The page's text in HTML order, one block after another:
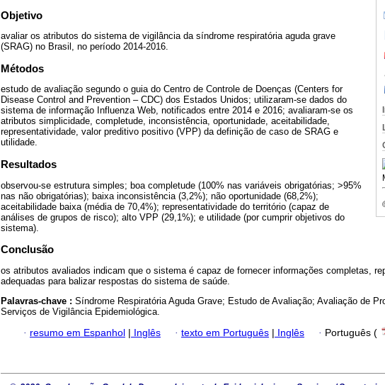
Objetivo
avaliar os atributos do sistema de vigilância da síndrome respiratória aguda grave
(SRAG) no Brasil, no período 2014-2016.
Métodos
estudo de avaliação segundo o guia do Centro de Controle de Doenças (Centers for
Disease Control and Prevention – CDC) dos Estados Unidos; utilizaram-se dados do
sistema de informação Influenza Web, notificados entre 2014 e 2016; avaliaram-se os
atributos simplicidade, completude, inconsistência, oportunidade, aceitabilidade,
representatividade, valor preditivo positivo (VPP) da definição de caso de SRAG e
utilidade.
Resultados
observou-se estrutura simples; boa completude (100% nas variáveis obrigatórias; >95%
nas não obrigatórias); baixa inconsistência (3,2%); não oportunidade (68,2%);
aceitabilidade baixa (média de 70,4%); representatividade do território (capaz de
análises de grupos de risco); alto VPP (29,1%); e utilidade (por cumprir objetivos do
sistema).
Conclusão
os atributos avaliados indicam que o sistema é capaz de fornecer informações completas,
adequadas para balizar respostas do sistema de saúde.
Palavras-chave : Síndrome Respiratória Aguda Grave; Estudo de Avaliação; Avaliação de
Serviços de Vigilância Epidemiológica.
· resumo em Espanhol Inglês · texto em Português Inglês · Português (